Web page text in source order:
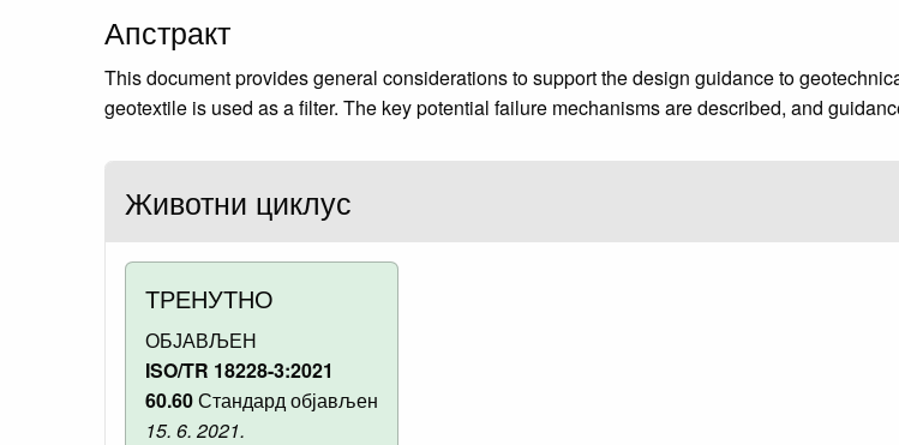
Апстракт
This document provides general considerations to support the design guidance to
geotextile is used as a filter. The key potential failure mechanisms are described, and
Животни циклус
ТРЕНУТНО
ОБЈАВЉЕН
ISO/TR 18228-3:2021
60.60Стандард објављен
15. 6. 2021.